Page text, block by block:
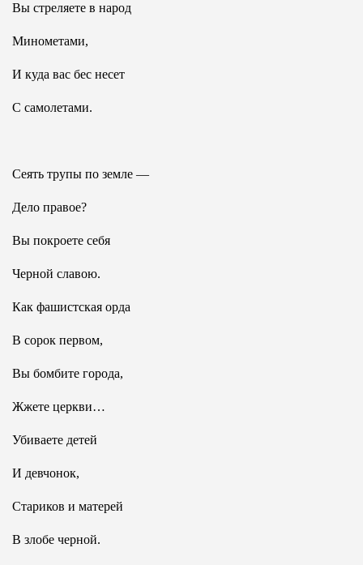
Вы стреляете в народ
Минометами,
И куда вас бес несет
С самолетами.
Сеять трупы по земле —
Дело правое?
Вы покроете себя
Черной славою.
Как фашистская орда
В сорок первом,
Вы бомбите города,
Жжете церкви…
Убиваете детей
И девчонок,
Стариков и матерей
В злобе черной.